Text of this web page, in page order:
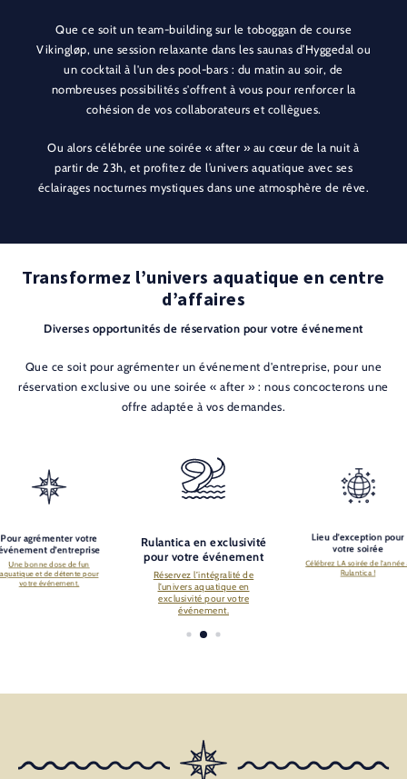
Que ce soit un team-building sur le toboggan de course
Vikingløp, une session relaxante dans les saunas d’Hyggedal ou
un cocktail à l'un des pool-bars : du matin au soir, de
nombreuses possibilités s'offrent à vous pour renforcer la
cohésion de vos collaborateurs et collègues.
Ou alors célébrée une soirée « after » au cœur de la nuit à
partir de 23h, et profitez de l’univers aquatique avec ses
éclairages nocturnes mystiques dans une atmosphère de rêve.
Transformez l’univers aquatique en centre
d’affaires
Diverses opportunités de réservation pour votre événement
Que ce soit pour agrémenter un événement d'entreprise, pour une
réservation exclusive ou une soirée « after » : nous concocterons une
offre adaptée à vos demandes.
Pour agrémenter votre
d’entreprise
Une bonne dose de fun
aquatique et de détente pour
votre événement.
Rulantica en exclusivité
pour votre événement
Réservez l’intégralité de
l’univers aquatique en
exclusivité pour votre
événement.
Lieu d’exception pour
votre soirée
Célébrez LA soirée de l’année
Rulantica !